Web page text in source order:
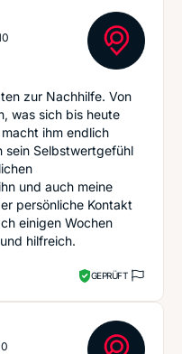
zur Nachhilfe. Von
was sich bis heute
ihm endlich
sein Selbstwertgefühl
und auch meine
persönliche Kontakt
einigen Wochen
hilfreich.
GEPRÜFT